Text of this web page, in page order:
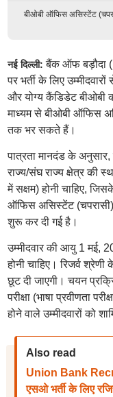
बीओबी ऑफिस असिस्टेंट
नई दिल्ली: बैंक ऑफ बड़ौदा
पर भर्ती के लिए
और योग्य कैंडिडेट बीओबी
माध्यम से बीओबी ऑफिस
तक भर सकते हैं।
पात्रता मानदंड के अनुसार,
राज्य/संघ राज्य क्षेत्र की
में सक्षम) होनी चाहिए,
ऑफिस असिस्टेंट
शुरू कर दी गई है।
उम्मीदवार की आयु 1 मई,
होनी चाहिए। रिजर्व
छूट दी जाएगी। चयन
परीक्षा (भाषा प्रवीणता
होने वाले उम्मीदवारों को
Also read
Union Bank
एसओ भर्ती के लिए